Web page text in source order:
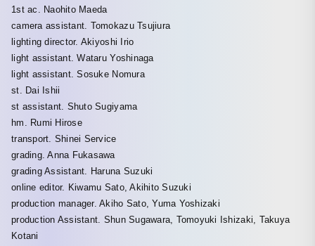
1st ac. Naohito Maeda
camera assistant. Tomokazu Tsujiura
lighting director. Akiyoshi Irio
light assistant. Wataru Yoshinaga
light assistant. Sosuke Nomura
st. Dai Ishii
st assistant. Shuto Sugiyama
hm. Rumi Hirose
transport. Shinei Service
grading. Anna Fukasawa
grading Assistant. Haruna Suzuki
online editor. Kiwamu Sato, Akihito Suzuki
production manager. Akiho Sato, Yuma Yoshizaki
production Assistant. Shun Sugawara, Tomoyuki Ishizaki, Takuya
Kotani